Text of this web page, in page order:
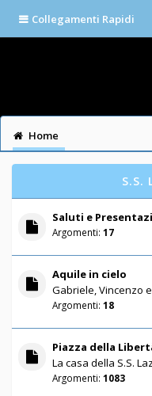
Collegamenti Rapidi
Home
S.S.
Saluti e
Argomenti: 17
Aquile in cielo
Gabriele, Vincenzo
Argomenti: 18
Piazza della
La casa della S.S.
Argomenti: 1083